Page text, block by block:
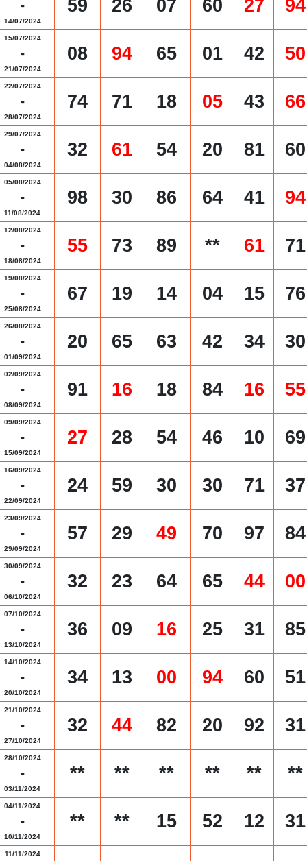
-
14/07/2024
59 26 07 60 27 94
15/07/2024
-
21/07/2024
08 94 65 01 42 50
22/07/2024
-
28/07/2024
74 71 18 05 43 66
29/07/2024
-
04/08/2024
32 61 54 20 81 60
05/08/2024
-
11/08/2024
98 30 86 64 41 94
12/08/2024
-
18/08/2024
55 73 89 ** 61 71
19/08/2024
-
25/08/2024
67 19 14 04 15 76
26/08/2024
-
01/09/2024
20 65 63 42 34 30
02/09/2024
-
08/09/2024
91 16 18 84 16 55
09/09/2024
-
15/09/2024
27 28 54 46 10 69
16/09/2024
-
22/09/2024
24 59 30 30 71 37
23/09/2024
-
29/09/2024
57 29 49 70 97 84
30/09/2024
-
06/10/2024
32 23 64 65 44 00
07/10/2024
-
13/10/2024
36 09 16 25 31 85
14/10/2024
-
20/10/2024
34 13 00 94 60 51
21/10/2024
-
27/10/2024
32 44 82 20 92 31
28/10/2024
-
03/11/2024
** ** ** ** ** **
04/11/2024
-
10/11/2024
** ** 15 52 12 31
11/11/2024